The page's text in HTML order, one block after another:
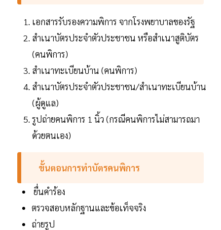
เอกสารรับรองความพิการ จากโรงพยาบาลของรัฐ
สำเนาบัตรประจำตัวประชาชน หรือสำเนาสูติบัตร
(คนพิการ)
สำเนาทะเบียนบ้าน (คนพิการ)
สำเนาบัตรประจำตัวประชาชน/สำเนาทะเบียนบ้าน
(ผู้ดูแล)
รูปถ่ายคนพิการ 1 นิ้ว (กรณีคนพิการไม่สามารถมา
ด้วยตนเอง)
ขั้นตอนการทำบัตรคนพิการ
ยื่นคำร้อง
ตรวจสอบหลักฐานและข้อเท็จจริง
ถ่ายรูป